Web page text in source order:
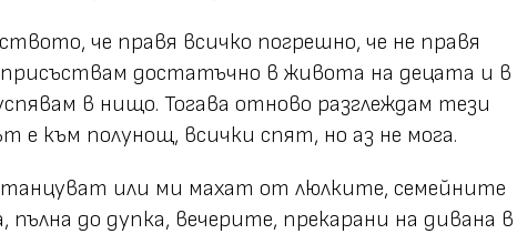
че правя всичко погрешно, че не правя
достатъчно в живота на децата и в
в нищо. Тогава отново разглеждам тези
е към полунощ, всички спят, но аз не мога.
танцуват или ми махат от люлките, семейните
пълна до дупка, вечерите, прекарани на дивана в